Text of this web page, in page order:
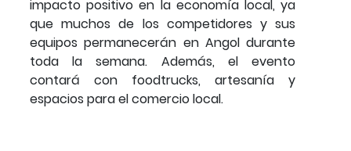
impacto positivo en la economía local, ya
que muchos de los competidores y sus
equipos permanecerán en Angol durante
toda la semana. Además, el evento
contará con foodtrucks, artesanía y
espacios para el comercio local.